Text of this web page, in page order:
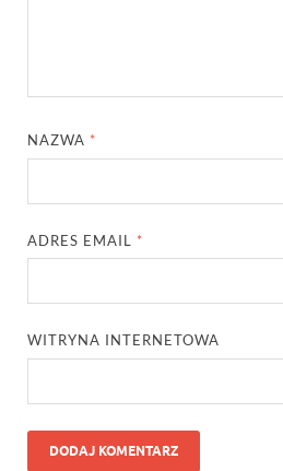
NAZWA *
ADRES EMAIL *
WITRYNA INTERNETOWA